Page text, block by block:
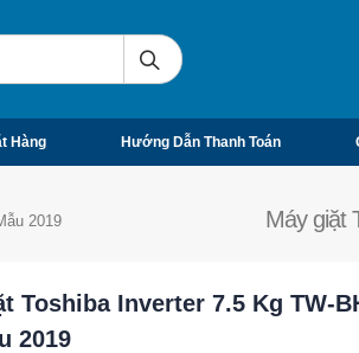
Hàng Hướng Dẫn Thanh Toán
Máy giặt
2019
Toshiba Inverter 7.5 Kg TW-
2019